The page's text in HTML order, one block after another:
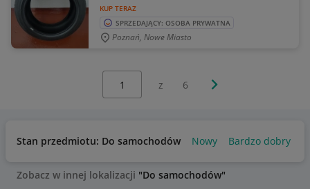
KUP TERAZ
SPRZEDAJĄCY: OSOBA PRYWATNA
Poznań, Nowe Miasto
z 6 Następna strona
Stan przedmiotu: Do samochodów Nowy Bardzo dobry
Zobacz w innej lokalizacji "Do samochodów"